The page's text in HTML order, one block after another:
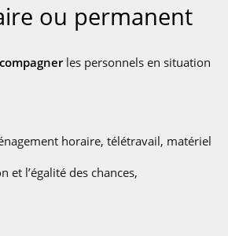
ou permanent
les personnels en situation
horaire, télétravail, matériel
l’égalité des chances,